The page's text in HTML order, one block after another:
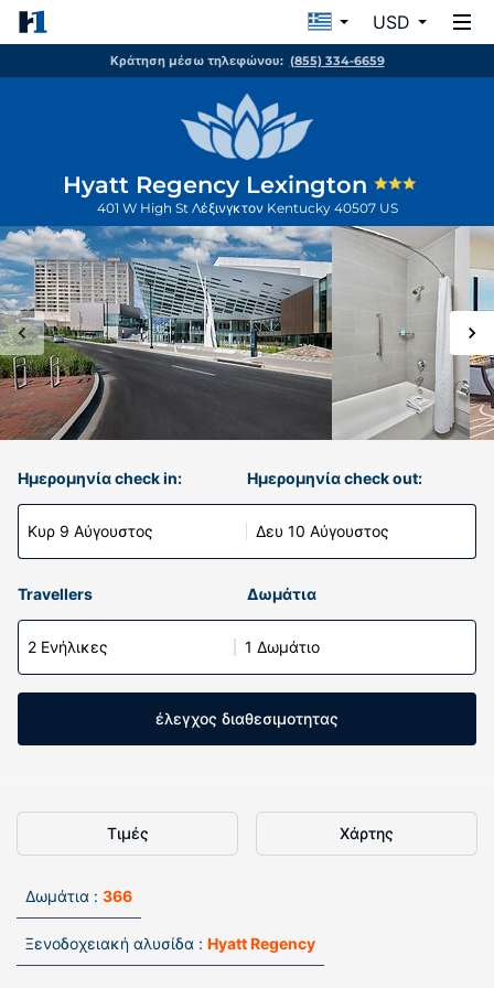
USD
Κράτηση μέσω τηλεφώνου: (855) 334-6659
Hyatt Regency Lexington
401 W High St Λέξινγκτον Kentucky 40507 US
Ημερομηνία check in:
Κυρ 9 Αύγουστος
Ημερομηνία check out:
Δευ 10 Αύγουστος
Travellers Δωμάτια
2 Ενήλικες 1 Δωμάτιο
έλεγχος διαθεσιμοτητας
Τιμές Χάρτης
Δωμάτια : 366
Ξενοδοχειακή αλυσίδα : Hyatt Regency